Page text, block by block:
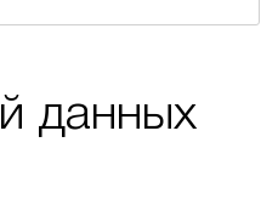
данных